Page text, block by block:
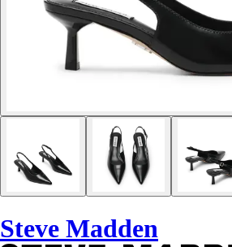
Steve Madden